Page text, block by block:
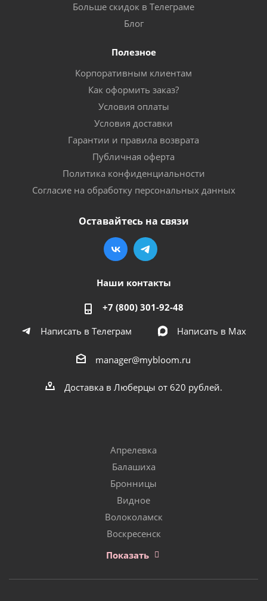
Больше скидок в Телеграме
Блог
Полезное
Корпоративным клиентам
Как оформить заказ?
Условия оплаты
Условия доставки
Гарантии и правила возврата
Публичная оферта
Политика конфиденциальности
Согласие на обработку персональных данных
Оставайтесь на связи
Наши контакты
+7 (800) 301-92-48
Написать в Телеграм
Написать в Мах
manager@mybloom.ru
Доставка в Люберцы от 620 рублей.
Апрелевка
Балашиха
Бронницы
Видное
Волоколамск
Воскресенск
Показать